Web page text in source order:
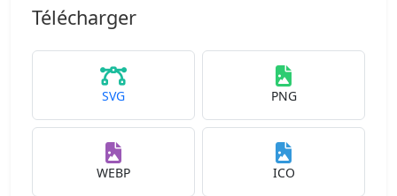
Télécharger
SVG PNG
WEBP ICO